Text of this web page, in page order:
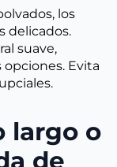
los
delicados.
suave,
opciones. Evita
largo o
de